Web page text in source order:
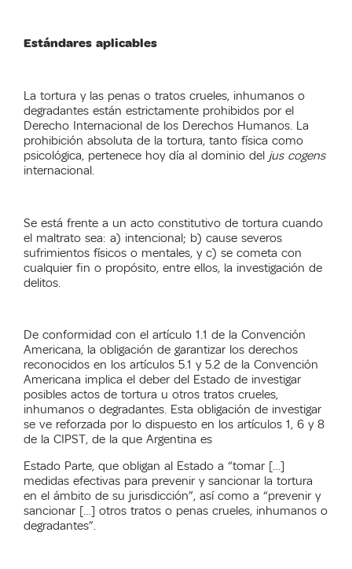
Estándares aplicables
La tortura y las penas o tratos crueles, inhumanos o
degradantes están estrictamente prohibidos por el
Derecho Internacional de los Derechos Humanos. La
prohibición absoluta de la tortura, tanto física como
psicológica, pertenece hoy día al dominio del jus cogens
internacional.
Se está frente a un acto constitutivo de tortura cuando
el maltrato sea: a) intencional; b) cause severos
sufrimientos físicos o mentales, y c) se cometa con
cualquier fin o propósito, entre ellos, la investigación de
delitos.
De conformidad con el artículo 1.1 de la Convención
Americana, la obligación de garantizar los derechos
reconocidos en los artículos 5.1 y 5.2 de la Convención
Americana implica el deber del Estado de investigar
posibles actos de tortura u otros tratos crueles,
inhumanos o degradantes. Esta obligación de investigar
se ve reforzada por lo dispuesto en los artículos 1, 6 y 8
de la CIPST, de la que Argentina es
Estado Parte, que obligan al Estado a “tomar […]
medidas efectivas para prevenir y sancionar la tortura
en el ámbito de su jurisdicción”, así como a “prevenir y
sancionar […] otros tratos o penas crueles, inhumanos o
degradantes”.